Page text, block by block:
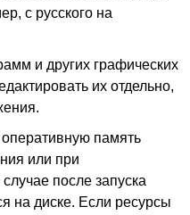
с русского на
и других графических
их отдельно,
оперативную память
или при
после запуска
на диске. Если ресурсы